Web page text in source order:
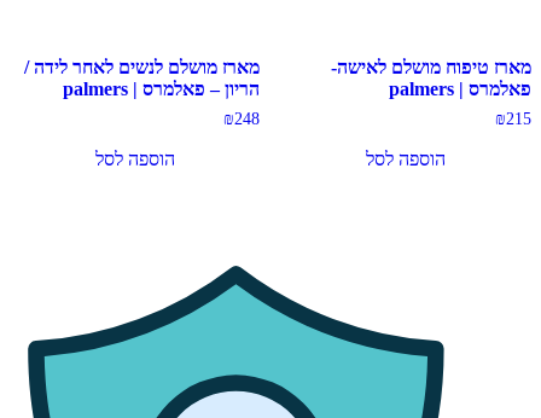
מארז טיפוח מושלם לאישה-
פאלמרס | palmers
₪215
הוספה לסל
מארז מושלם לנשים לאחר לידה /
הריון – פאלמרס | palmers
₪248
הוספה לסל